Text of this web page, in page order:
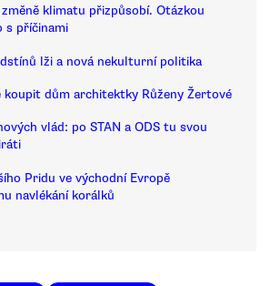
změně klimatu přizpůsobí. Otázkou
s příčinami
lži a nová nekulturní politika
koupit dům architektky Růženy Žertové
vlád: po STAN a ODS tu svou
Pridu ve východní Evropě
navlékání korálků